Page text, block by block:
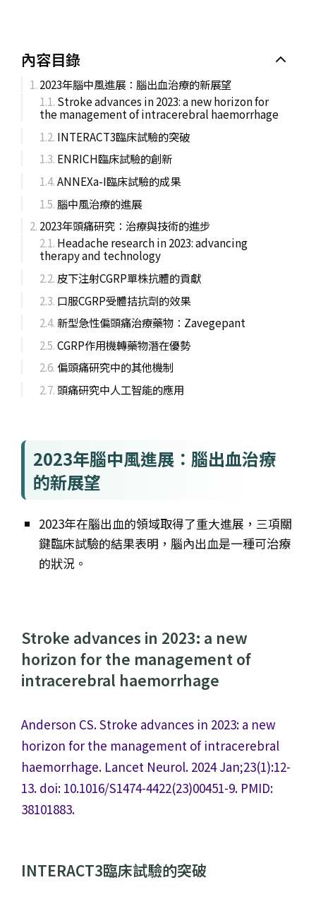
內容目錄
2023年腦中風進展：腦出血治療的新展望
Stroke advances in 2023: a new horizon for
the management of intracerebral haemorrhage
INTERACT3臨床試驗的突破
ENRICH臨床試驗的創新
ANNEXa-I臨床試驗的成果
腦中風治療的進展
2023年頭痛研究：治療與技術的進步
Headache research in 2023: advancing
therapy and technology
皮下注射CGRP單株抗體的貢獻
口服CGRP受體拮抗劑的效果
新型急性偏頭痛治療藥物：Zavegepant
CGRP作用機轉藥物潛在優勢
偏頭痛研究中的其他機制
頭痛研究中人工智能的應用
2023年腦中風進展：腦出血治療
的新展望
2023年在腦出血的領域取得了重大進展，三項關
鍵臨床試驗的結果表明，腦內出血是一種可治療
的狀況。
Stroke advances in 2023: a new
horizon for the management of
intracerebral haemorrhage
Anderson CS. Stroke advances in 2023: a new
horizon for the management of intracerebral
haemorrhage. Lancet Neurol. 2024 Jan;23(1):12-
13. doi: 10.1016/S1474-4422(23)00451-9. PMID:
38101883.
INTERACT3臨床試驗的突破